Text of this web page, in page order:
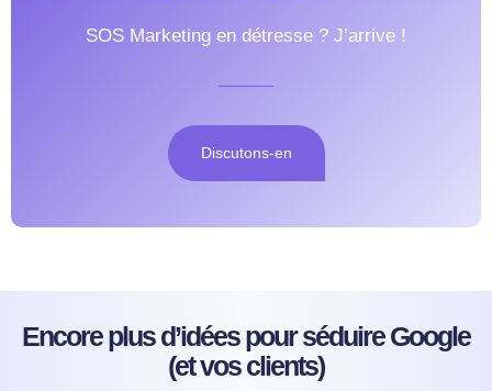
SOS Marketing en détresse ? J’arrive !
Discutons-en
Encore plus d’idées pour séduire Google
(et vos clients)